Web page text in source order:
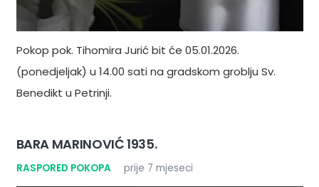
Pokop pok. Tihomira Jurić bit će 05.01.2026.
(ponedjeljak) u 14.00 sati na gradskom groblju Sv.
Benedikt u Petrinji.
BARA MARINOVIĆ 1935.
RASPORED POKOPA prije 7 mjeseci